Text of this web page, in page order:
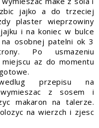
jajko a do trzeciej
plaster wieprzowiny
i na koniec w bulce
osobnej patelni ok 3
Po usmazeniu
az do momentu
przepisu na
wymieszac z sosem i
makaron na talerze.
na wierzch i zjesc